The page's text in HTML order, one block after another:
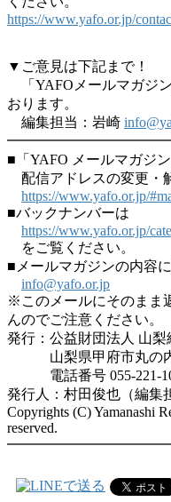
https://www.yafo.or.jp/
▼ご意見は下記まで！
「YAFOメールマガジ
おります。
編集担当：岩崎
■「YAFO メールマガジン
配信アドレスの変更・
https://www.yafo.or.jp/
■バックナンバーは
https://www.yafo.or.jp/
をご覧ください。
■メールマガジンの内容
info@yafo.or.jp
※このメールにそのまま
んのでご注意ください。
発行：公益財団法人 山
山梨県甲府市丸の内
電話番号 055-221-
発行人：村田俊也（編集
Copyrights (C) Yamanashi
reserved.